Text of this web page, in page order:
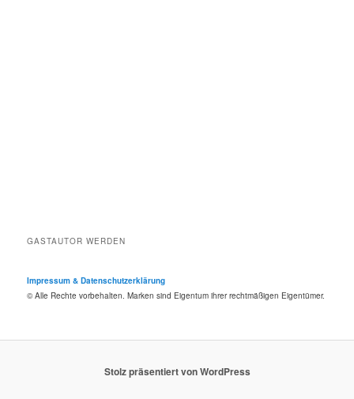
GASTAUTOR WERDEN
Impressum & Datenschutzerklärung
© Alle Rechte vorbehalten. Marken sind Eigentum ihrer rechtmäßigen Eigentümer.
Stolz präsentiert von WordPress